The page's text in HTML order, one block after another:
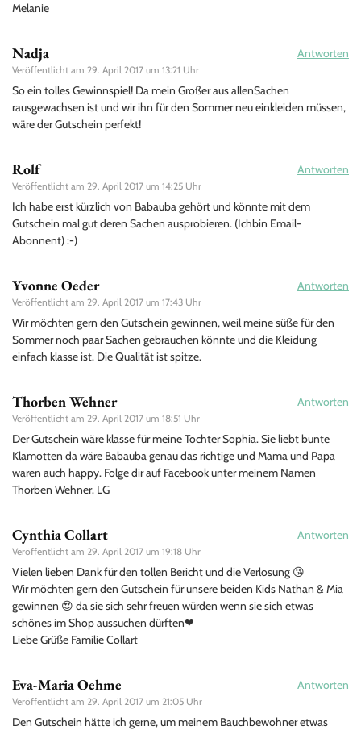
Melanie
Nadja
Veröffentlicht am 29. April 2017 um 13:21 Uhr
Antworten
So ein tolles Gewinnspiel! Da mein Großer aus allenSachen
rausgewachsen ist und wir ihn für den Sommer neu einkleiden müssen,
wäre der Gutschein perfekt!
Rolf
Veröffentlicht am 29. April 2017 um 14:25 Uhr
Antworten
Ich habe erst kürzlich von Babauba gehört und könnte mit dem
Gutschein mal gut deren Sachen ausprobieren. (Ichbin Email-
Abonnent) :-)
Yvonne Oeder
Veröffentlicht am 29. April 2017 um 17:43 Uhr
Antworten
Wir möchten gern den Gutschein gewinnen, weil meine süße für den
Sommer noch paar Sachen gebrauchen könnte und die Kleidung
einfach klasse ist. Die Qualität ist spitze.
Thorben Wehner
Veröffentlicht am 29. April 2017 um 18:51 Uhr
Antworten
Der Gutschein wäre klasse für meine Tochter Sophia. Sie liebt bunte
Klamotten da wäre Babauba genau das richtige und Mama und Papa
waren auch happy. Folge dir auf Facebook unter meinem Namen
Thorben Wehner. LG
Cynthia Collart
Veröffentlicht am 29. April 2017 um 19:18 Uhr
Antworten
Vielen lieben Dank für den tollen Bericht und die Verlosung 😘
Wir möchten gern den Gutschein für unsere beiden Kids Nathan & Mia
gewinnen 😍 da sie sich sehr freuen würden wenn sie sich etwas
schönes im Shop aussuchen dürften❤
Liebe Grüße Familie Collart
Eva-Maria Oehme
Veröffentlicht am 29. April 2017 um 21:05 Uhr
Antworten
Den Gutschein hätte ich gerne, um meinem Bauchbewohner etwas